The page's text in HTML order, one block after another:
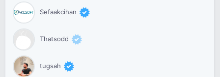
Sefaakcihan
Thatsodd
tugsah